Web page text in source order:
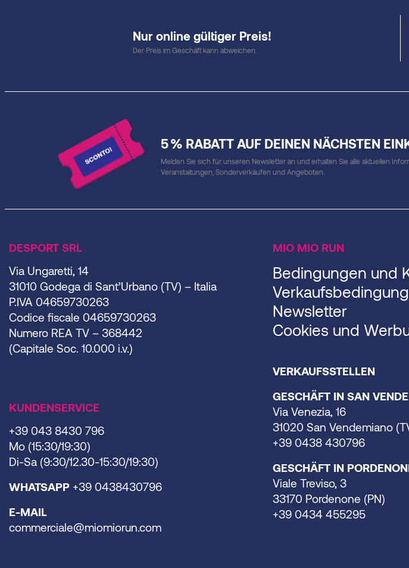
Nur online gültiger Preis!
Der Preis im Geschäft kann abweichen.
5 % RABATT AUF DEINEN NÄCHSTEN
Melden Sie sich für unseren Newsletter an und erhalten Sie alle aktuellen
Veranstaltungen, Sonderverkäufen und Angeboten.
DESPORT SRL
Via Ungaretti, 14
31010 Godega di Sant’Urbano (TV) – Italia
P.IVA 04659730263
Codice fiscale 04659730263
Numero REA TV – 368442
(Capitale Soc. 10.000 i.v.)
KUNDENSERVICE
+39 043 8430 796
Mo (15:30/19:30)
Di-Sa (9:30/12.30-15:30/19:30)
WHATSAPP +39 0438430796
E-MAIL
commerciale@miomiorun.com
MIO MIO RUN
Bedingungen und
Newsletter
Cookies und
VERKAUFSSTELLEN
GESCHÄFT IN SAN
Via Venezia, 16
31020 San Vendemiano
+39 0438 430796
GESCHÄFT IN
Viale Treviso, 3
33170 Pordenone (PN)
+39 0434 455295